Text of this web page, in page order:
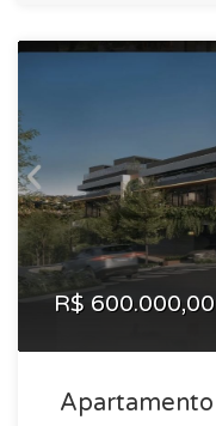
R$ 600.000,00
Apartamento